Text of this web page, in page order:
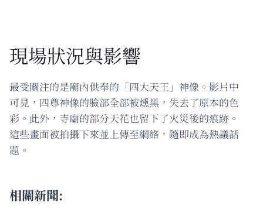
現場狀況與影響
最受關注的是廟內供奉的「四大天王」神像。影片中
可見，四尊神像的臉部全部被燻黑，失去了原本的色
彩。此外，寺廟的部分天花也留下了火災後的痕跡。
這些畫面被拍攝下來並上傳至網絡，隨即成為熱議話
題。
相關新聞: